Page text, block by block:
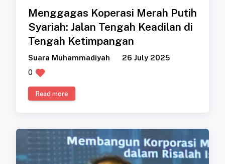
Menggagas Koperasi Merah Putih
Syariah: Jalan Tengah Keadilan di
Tengah Ketimpangan
Suara Muhammadiyah
26 July 2025
0
Read more